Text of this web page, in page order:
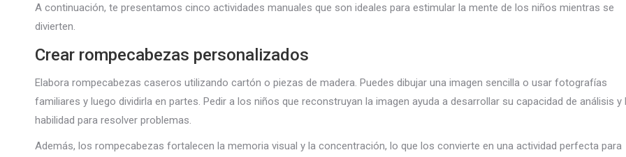
A continuación, te presentamos cinco actividades manuales que son ideales para estimular la mente de los niños mientras se
divierten.
Crear rompecabezas personalizados
Elabora rompecabezas caseros utilizando cartón o piezas de madera. Puedes dibujar una imagen sencilla o usar fotografías
familiares y luego dividirla en partes. Pedir a los niños que reconstruyan la imagen ayuda a desarrollar su capacidad de análisis y
habilidad para resolver problemas.
Además, los rompecabezas fortalecen la memoria visual y la concentración, lo que los convierte en una actividad perfecta para